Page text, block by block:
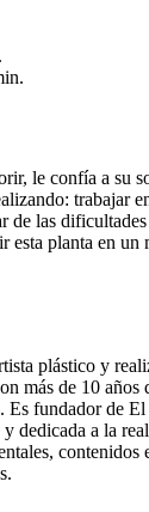
le confía a su
trabajar
de las
esta planta en un
plástico y
más de 10 años
Es fundador de
dedicada a la
contenidos